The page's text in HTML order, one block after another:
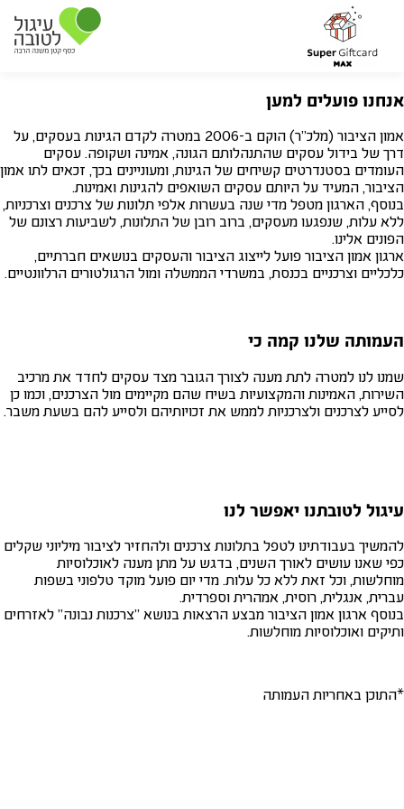
אנחנו פועלים למען
אמון הציבור (מלכ"ר) הוקם ב-2006 במטרה לקדם הגינות בעסקים, על
דרך של בידול עסקים שהתנהלותם הגונה, אמינה ושקופה. עסקים
העומדים בסטנדרטים קשיחים של הגינות, ומעוניינים בכך, זכאים לתו אמון
הציבור, המעיד על היותם עסקים השואפים להגינות ואמינות.
בנוסף, הארגון מטפל מדי שנה בעשרות אלפי תלונות של צרכנים וצרכניות,
ללא עלות, שנפגעו מעסקים, ברוב רובן של התלונות, לשביעות רצונם של
הפונים אלינו.
ארגון אמון הציבור פועל לייצוג הציבור והעסקים בנושאים חברתיים,
כלכליים וצרכניים בכנסת, במשרדי הממשלה ומול הרגולטורים הרלוונטיים.
העמותה שלנו קמה כי
שמנו לנו למטרה לתת מענה לצורך הגובר מצד עסקים לחדד את מרכיב
השירות, האמינות והמקצועיות בשיח שהם מקיימים מול הצרכנים, וכמו כן
לסייע לצרכנים ולצרכניות לממש את זכויותיהם ולסייע להם בשעת משבר.
עיגול לטובתנו יאפשר לנו
להמשיך בעבודתינו לטפל בתלונות צרכנים ולהחזיר לציבור מיליוני שקלים
כפי שאנו עושים לאורך השנים, בדגש על מתן מענה לאוכלוסיות
מוחלשות, וכל זאת ללא כל עלות. מדי יום פועל מוקד טלפוני בשפות
עברית, אנגלית, רוסית, אמהרית וספרדית.
בנוסף ארגון אמון הציבור מבצע הרצאות בנושא "צרכנות נבונה" לאזרחים
ותיקים ואוכלוסיות מוחלשות.
*התוכן באחריות העמותה